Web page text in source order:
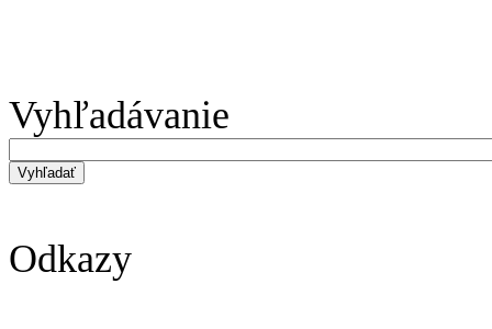
Vyhľadávanie
Odkazy